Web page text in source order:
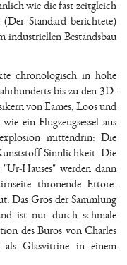
wie die fast zeitgleich
Standard berichtete)
industriellen Bestandsbau
chronologisch in hohe
bis zu den 3D-
von Eames, Loos und
ein Flugzeugsessel aus
mittendrin: Die
Sinnlichkeit. Die
Hauses" werden dann
thronende Ettore-
Das Gros der Sammlung
ist nur durch schmale
des Büros von Charles
Glasvitrine in einem